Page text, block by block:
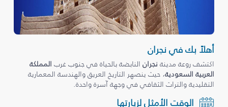
أهلاً بك في نجران
اكتشف روعة مدينة نجرانالنابضة بالحياة في جنوب غرب المملكة
العربية السعودية، حيث ينصهر التاريخ العريق والهندسة المعمارية
التقليدية والتراث الثقافي في وجهة آسرة واحدة.
الوقت الأمثل لزيارتها